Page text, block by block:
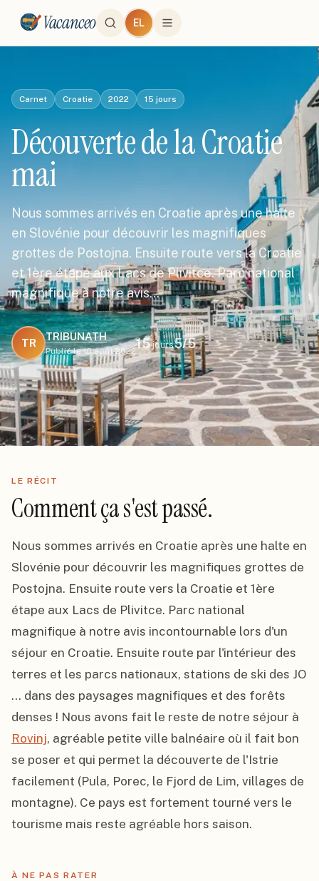
Vacanceo EL
Carnet Croatie 2022 15 jours
Découverte de la Croatie
mai
Nous sommes arrivés en Croatie après une halte
en Slovénie pour découvrir les magnifiques
grottes de Postojna. Ensuite route vers la Croatie
et 1ère étape aux Lacs de Plivitce. Parc national
magnifique à notre avis…
TR
TRIBUNATH
Publié le 10 août 2022
15jours5/5
LE RÉCIT
Comment ça s'est passé.
Nous sommes arrivés en Croatie après une halte en
Slovénie pour découvrir les magnifiques grottes de
Postojna. Ensuite route vers la Croatie et 1ère
étape aux Lacs de Plivitce. Parc national
magnifique à notre avis incontournable lors d'un
séjour en Croatie. Ensuite route par l'intérieur des
terres et les parcs nationaux, stations de ski des JO
... dans des paysages magnifiques et des forêts
Rovinj, agréable petite ville balnéaire où il fait bon
se poser et qui permet la découverte de l'Istrie
facilement (Pula, Porec, le Fjord de Lim, villages de
montagne). Ce pays est fortement tourné vers le
tourisme mais reste agréable hors saison.
À NE PAS RATER